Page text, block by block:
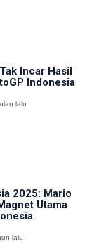
Incar Hasil
Indonesia
lalu
2025: Mario
Utama
lalu